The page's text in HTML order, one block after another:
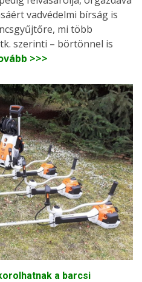
vadvédelmi bírság is
mi több
szerinti – börtönnel is
>>>
a barcsi